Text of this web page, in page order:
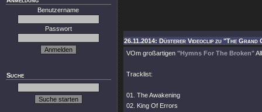
Benutzername
Passwort
Suche
26.11.2014: Düsterer Videoclip zu "The Grand
VOm großartigen "Hymns For The Broken"
Tracklist:
01. The Awakening
02. King Of Errors